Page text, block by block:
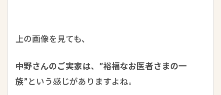
上の画像を見ても、
中野さんのご実家は、”裕福なお医者さまの一
族”という感じがありますよね。